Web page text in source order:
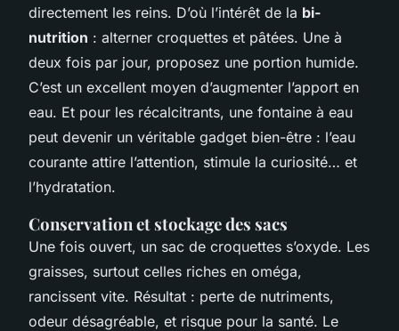
directement les reins. D’où l’intérêt de la bi-
nutrition : alterner croquettes et pâtées. Une à
deux fois par jour, proposez une portion humide.
C’est un excellent moyen d’augmenter l’apport en
eau. Et pour les récalcitrants, une fontaine à eau
peut devenir un véritable gadget bien-être : l’eau
courante attire l’attention, stimule la curiosité… et
l’hydratation.
Conservation et stockage des sacs
Une fois ouvert, un sac de croquettes s’oxyde. Les
graisses, surtout celles riches en oméga,
rancissent vite. Résultat : perte de nutriments,
odeur désagréable, et risque pour la santé. Le